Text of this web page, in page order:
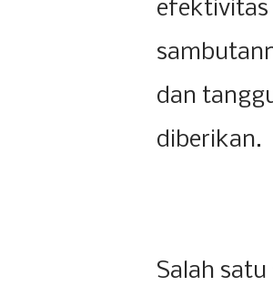
efektivitas
dan
diberikan.
Salah